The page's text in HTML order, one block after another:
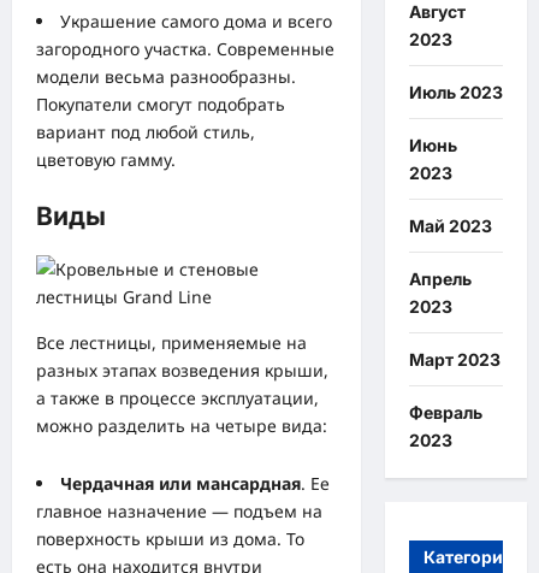
Украшение самого дома и всего
загородного участка. Современные
модели весьма разнообразны.
Покупатели смогут подобрать
вариант под любой стиль,
цветовую гамму.
Виды
Все лестницы, применяемые на
разных этапах возведения крыши,
а также в процессе эксплуатации,
можно разделить на четыре вида:
Чердачная или мансардная. Ее
главное назначение — подъем на
поверхность крыши из дома. То
есть она находится внутри
Август
2023
Июль 2023
Июнь
2023
Май 2023
Апрель
2023
Март 2023
Февраль
2023
Категории